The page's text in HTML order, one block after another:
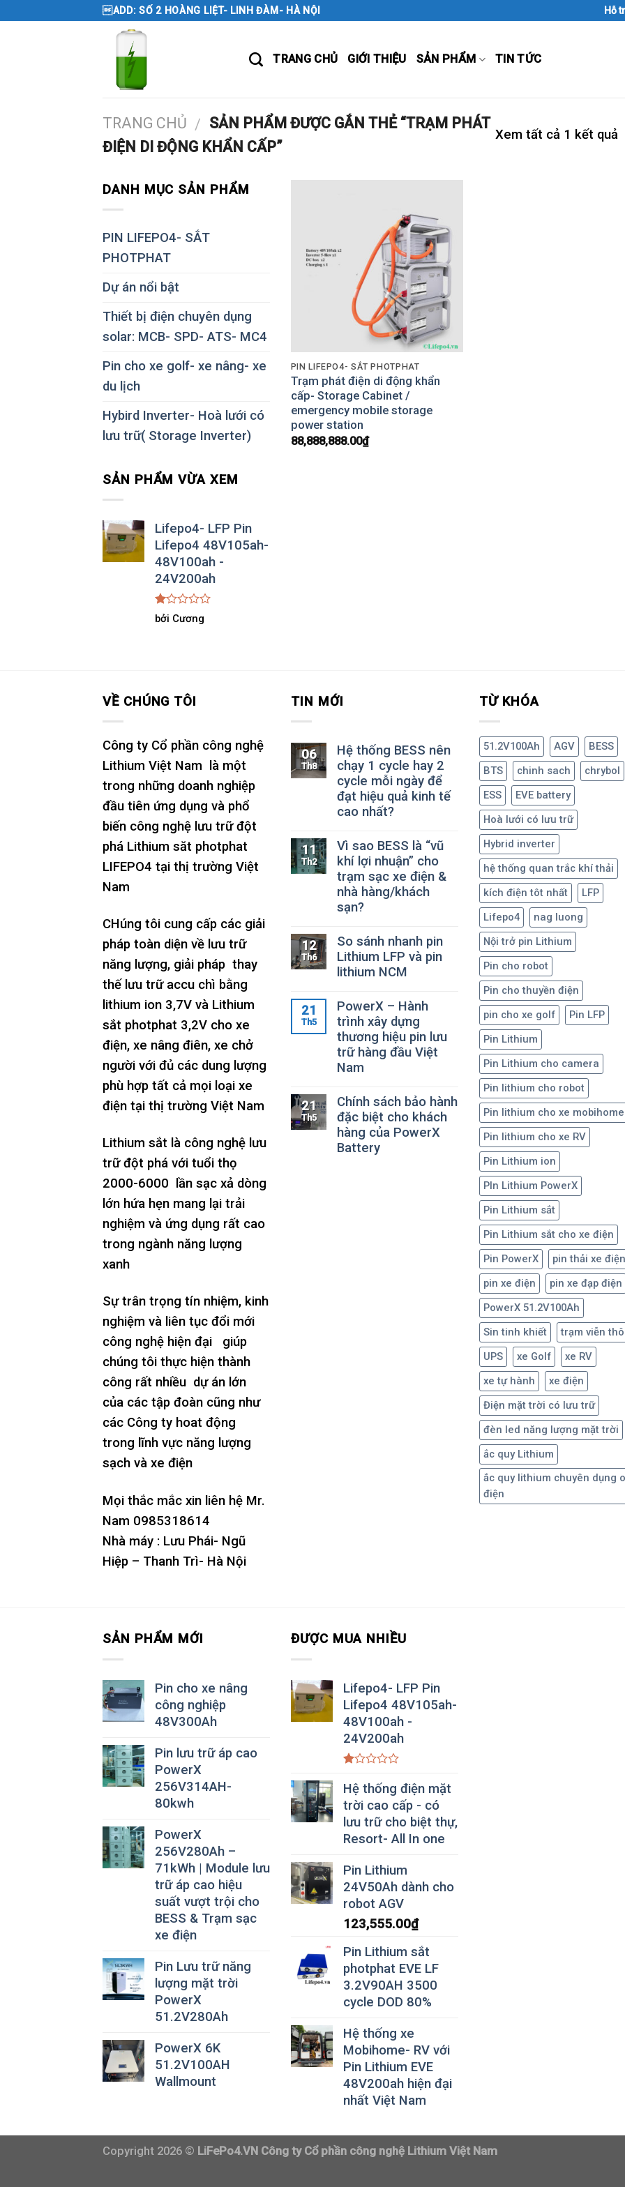
ADD: SỐ 2 HOÀNG LIỆT- LINH ĐÀM- HÀ NỘI Hỗ
TRANG CHỦ GIỚI THIỆU SẢN PHẨM TIN TỨC
TRANG CHỦ / SẢN PHẨM ĐƯỢC GẮN THẺ “TRẠM PHÁT
ĐIỆN DI ĐỘNG KHẨN CẤP”
Xem tất cả 1 kết quả
DANH MỤC SẢN PHẨM
PIN LIFEPO4- SẮT
PHOTPHAT
Dự án nổi bật
Thiết bị điện chuyên dụng
solar: MCB- SPD- ATS- MC4
Pin cho xe golf- xe nâng- xe
du lịch
Hybird Inverter- Hoà lưới có
lưu trữ( Storage Inverter)
SẢN PHẨM VỪA XEM
Lifepo4- LFP Pin
Lifepo4 48V105ah-
48V100ah -
24V200ah
Được
xếp
bởi Cương
Add to
Wishlist
PIN LIFEPO4- SẮT PHOTPHAT
Trạm phát điện di động khẩn
cấp- Storage Cabinet /
emergency mobile storage
power station
88,888,888.00₫
VỀ CHÚNG TÔI
Công ty Cổ phần công nghệ
Lithium Việt Nam là một
trong những doanh nghiệp
đầu tiên ứng dụng và phổ
biến công nghệ lưu trữ đột
phá Lithium săt photphat
LIFEPO4 tại thị trường Việt
Nam
CHúng tôi cung cấp các giải
pháp toàn diện về lưu trữ
năng lượng, giải pháp thay
thế lưu trữ accu chì bằng
lithium ion 3,7V và Lithium
sắt photphat 3,2V cho xe
điện, xe nâng điên, xe chở
người với đủ các dung lượng
phù hợp tất cả mọi loại xe
điện tại thị trường Việt Nam
Lithium sắt là công nghệ lưu
trữ đột phá với tuổi thọ
2000-6000 lần sạc xả dòng
lớn hứa hẹn mang lại trải
nghiệm và ứng dụng rất cao
trong ngành năng lượng
xanh
Sự trân trọng tín nhiệm, kinh
nghiệm và liên tục đổi mới
công nghệ hiện đại giúp
chúng tôi thực hiện thành
công rất nhiều dự án lớn
của các tập đoàn cũng như
các Công ty hoat động
trong lĩnh vực năng lượng
sạch và xe điện
Mọi thắc mắc xin liên hệ Mr.
Nam 0985318614
Nhà máy : Lưu Phái- Ngũ
Hiệp – Thanh Trì- Hà Nội
TIN MỚI
06
Th8
Hệ thống BESS nên
chạy 1 cycle hay 2
cycle mỗi ngày để
đạt hiệu quả kinh tế
cao nhất?
11
Th2
Vì sao BESS là “vũ
khí lợi nhuận” cho
trạm sạc xe điện &
nhà hàng/khách
sạn?
12
Th6
So sánh nhanh pin
Lithium LFP và pin
lithium NCM
21
Th5
PowerX – Hành
trình xây dựng
thương hiệu pin lưu
trữ hàng đầu Việt
Nam
21
Th5
Chính sách bảo hành
đặc biệt cho khách
hàng của PowerX
Battery
TỪ KHÓA
51.2V100Ah AGV
BESS
BTS
chinh sach
chrybol
ESS
EVE battery
Hoà lưới có lưu trữ
Hybrid inverter
hệ thống quan trắc khí thải
kích điện tôt nhất
LFP
Lifepo4
nag luong
Nội trở pin Lithium
Pin cho robot
Pin cho thuyền điện
pin cho xe golf
Pin LFP
Pin Lithium
Pin Lithium cho camera
Pin lithium cho robot
Pin lithium cho xe mobihome
Pin lithium cho xe RV
Pin Lithium ion
PIn Lithium PowerX
Pin Lithium sắt
Pin Lithium sắt cho xe điện
Pin PowerX
pin thải xe điện
pin xe điện
pin xe đạp điện
PowerX 51.2V100Ah
Sin tinh khiết
trạm viễn
UPS
xe Golf
xe RV
xe tự hành
xe điện
Điện mặt trời có lưu trữ
đèn led năng lượng mặt trời
ắc quy Lithium
ắc quy lithium chuyên dụng
điện
SẢN PHẨM MỚI
Pin cho xe nâng
công nghiệp
48V300Ah
Pin lưu trữ áp cao
PowerX
256V314AH-
80kwh
PowerX
256V280Ah –
71kWh | Module lưu
trữ áp cao hiệu
suất vượt trội cho
BESS & Trạm sạc
xe điện
Pin Lưu trữ năng
lượng mặt trời
PowerX
51.2V280Ah
PowerX 6K
51.2V100AH
Wallmount
ĐƯỢC MUA NHIỀU
Lifepo4- LFP Pin
Lifepo4 48V105ah-
48V100ah -
24V200ah
xếp
hạng
1.00
5
sao
Hệ thống điện mặt
trời cao cấp - có
lưu trữ cho biệt thự,
Resort- All In one
Pin Lithium
24V50Ah dành cho
robot AGV
123,555.00₫
Pin Lithium sắt
photphat EVE LF
3.2V90AH 3500
cycle DOD 80%
Hệ thống xe
Mobihome- RV với
Pin Lithium EVE
48V200ah hiện đại
nhất Việt Nam
Copyright 2026 © LiFePo4.VN Công ty Cổ phần công nghệ Lithium Việt Nam